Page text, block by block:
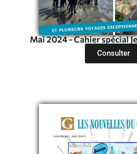
Mai 2024 - Cahier spécial
Consulter